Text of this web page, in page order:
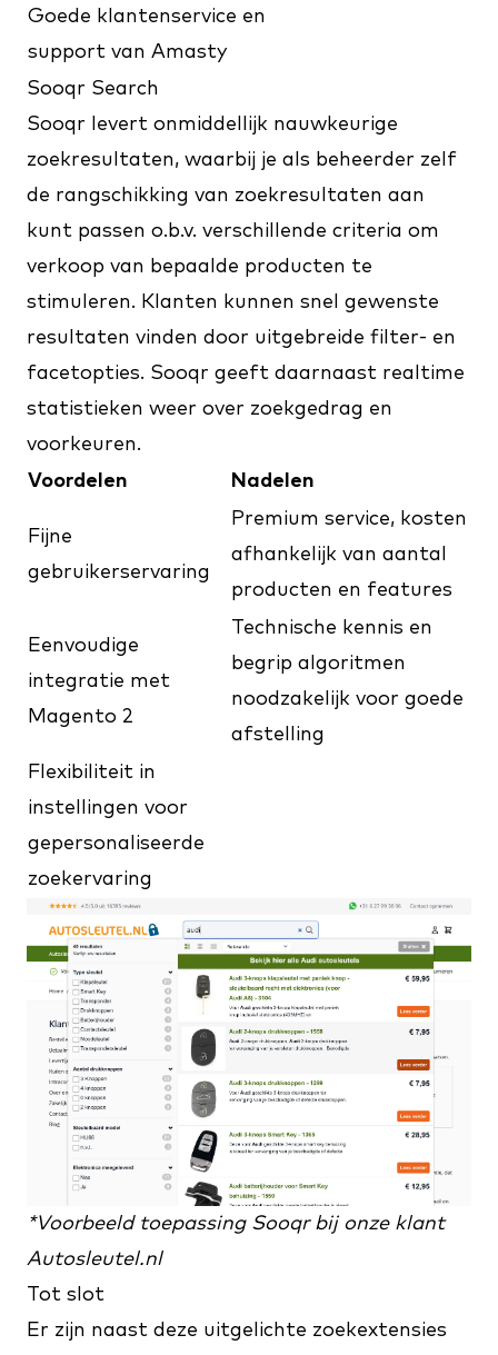
Goede klantenservice en
support van Amasty
Sooqr Search
Sooqr levert onmiddellijk nauwkeurige
zoekresultaten, waarbij je als beheerder zelf
de rangschikking van zoekresultaten aan
kunt passen o.b.v. verschillende criteria om
verkoop van bepaalde producten te
stimuleren. Klanten kunnen snel gewenste
resultaten vinden door uitgebreide filter- en
facetopties. Sooqr geeft daarnaast realtime
statistieken weer over zoekgedrag en
voorkeuren.
Voordelen
Nadelen
Fijne
gebruikerservaring
Premium service, kosten
afhankelijk van aantal
producten en features
Eenvoudige
integratie met
Magento 2
Technische kennis en
begrip algoritmen
noodzakelijk voor goede
afstelling
Flexibiliteit in
instellingen voor
gepersonaliseerde
zoekervaring
*Voorbeeld toepassing Sooqr bij onze klant
Autosleutel.nl
Tot slot
Er zijn naast deze uitgelichte zoekextensies